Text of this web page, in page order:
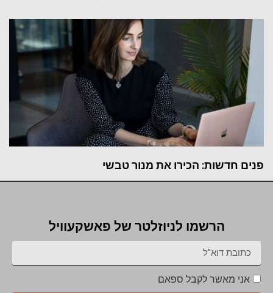
פנים חדשות: הכירו את מנור טבשי
הרשמו לניוזלטר של פאשקעוויל
אני מאשר לקבל ספאם